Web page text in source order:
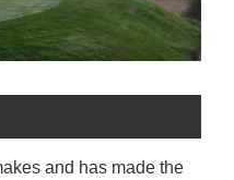
and has made the